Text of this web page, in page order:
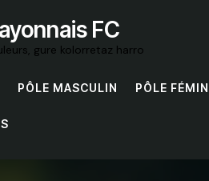
FC
gure kolorretaz harro
PÔLE MASCULIN PÔLE